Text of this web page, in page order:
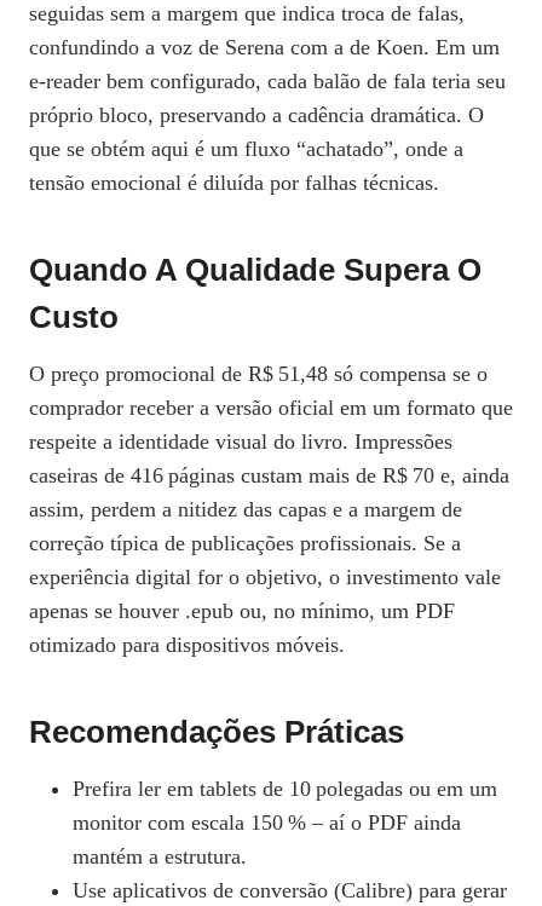
seguidas sem a margem que indica troca de falas,
confundindo a voz de Serena com a de Koen. Em um
e‑reader bem configurado, cada balão de fala teria seu
próprio bloco, preservando a cadência dramática. O
que se obtém aqui é um fluxo “achatado”, onde a
tensão emocional é diluída por falhas técnicas.
Quando A Qualidade Supera O
Custo
O preço promocional de R$ 51,48 só compensa se o
comprador receber a versão oficial em um formato que
respeite a identidade visual do livro. Impressões
caseiras de 416 páginas custam mais de R$ 70 e, ainda
assim, perdem a nitidez das capas e a margem de
correção típica de publicações profissionais. Se a
experiência digital for o objetivo, o investimento vale
apenas se houver .epub ou, no mínimo, um PDF
otimizado para dispositivos móveis.
Recomendações Práticas
Prefira ler em tablets de 10 polegadas ou em um
monitor com escala 150 % – aí o PDF ainda
mantém a estrutura.
Use aplicativos de conversão (Calibre) para gerar